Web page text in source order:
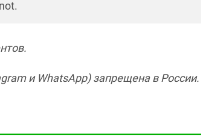
и WhatsApp) запрещена в России.